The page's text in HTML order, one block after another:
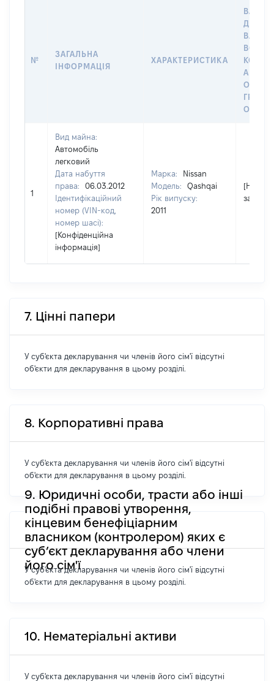
№
ЗАГАЛЬНА
ІНФОРМАЦІЯ
ХАРАКТЕРИСТИКА
ДАТУ
АБО
1
Вид майна:
Автомобіль
легковий
Дата набуття
права:
06.03.2012
Ідентифікаційний
номер (VIN-код,
номер шасі):
[Конфіденційна
інформація]
Марка:
Nissan
Модель:
Qashqai
Рік випуску:
2011
[Не
7. Цінні папери
У суб'єкта декларування чи членів його сім'ї відсутні
об'єкти для декларування в цьому розділі.
8. Корпоративні права
У суб'єкта декларування чи членів його сім'ї відсутні
об'єкти для декларування в цьому розділі.
9. Юридичні особи, трасти або інші
подібні правові утворення,
кінцевим бенефіціарним
власником (контролером) яких є
суб’єкт декларування або члени
його сім'ї
У суб'єкта декларування чи членів його сім'ї відсутні
об'єкти для декларування в цьому розділі.
10. Нематеріальні активи
У суб'єкта декларування чи членів його сім'ї відсутні